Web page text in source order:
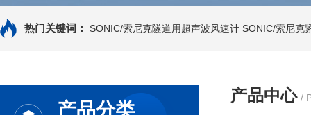
热门关键词： SONIC/索尼克隧道用超声波风速计 SONIC/索尼克
产品分类
产品中心 /